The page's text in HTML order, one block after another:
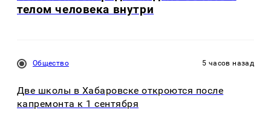
телом человека внутри
Общество 5 часов назад
Две школы в Хабаровске откроются после
капремонта к 1 сентября